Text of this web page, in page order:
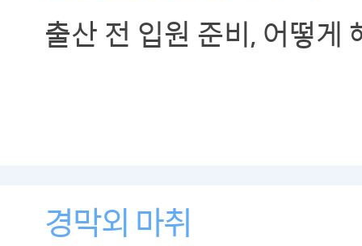
출산 전 입원 준비, 어떻게
경막외 마취